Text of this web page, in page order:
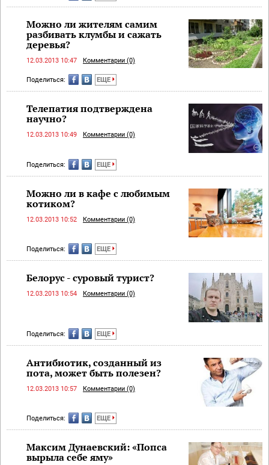
Можно ли жителям самим
разбивать клумбы и сажать
деревья?
12.03.2013 10:47 Комментарии (0)
Поделиться: ЕЩЕ
Телепатия подтверждена
научно?
12.03.2013 10:49 Комментарии (0)
Поделиться: ЕЩЕ
Можно ли в кафе с любимым
котиком?
12.03.2013 10:52 Комментарии (0)
Поделиться: ЕЩЕ
Белорус - суровый турист?
12.03.2013 10:54 Комментарии (0)
Поделиться: ЕЩЕ
Антибиотик, созданный из
пота, может быть полезен?
12.03.2013 10:57 Комментарии (0)
Поделиться: ЕЩЕ
Максим Дунаевский: «Попса
вырыла себе яму»